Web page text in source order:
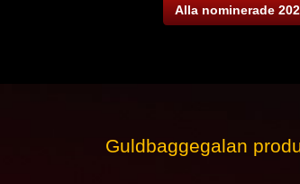
Alla nominerade
Guldbaggegalan